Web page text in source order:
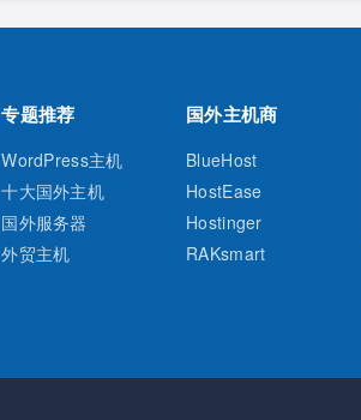
专题推荐
WordPress主机
十大国外主机
国外服务器
外贸主机
国外主机商
BlueHost
HostEase
Hostinger
RAKsmart